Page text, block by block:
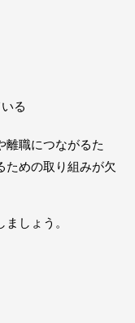
る
離職につながるた
ための取り組みが欠
しょう。